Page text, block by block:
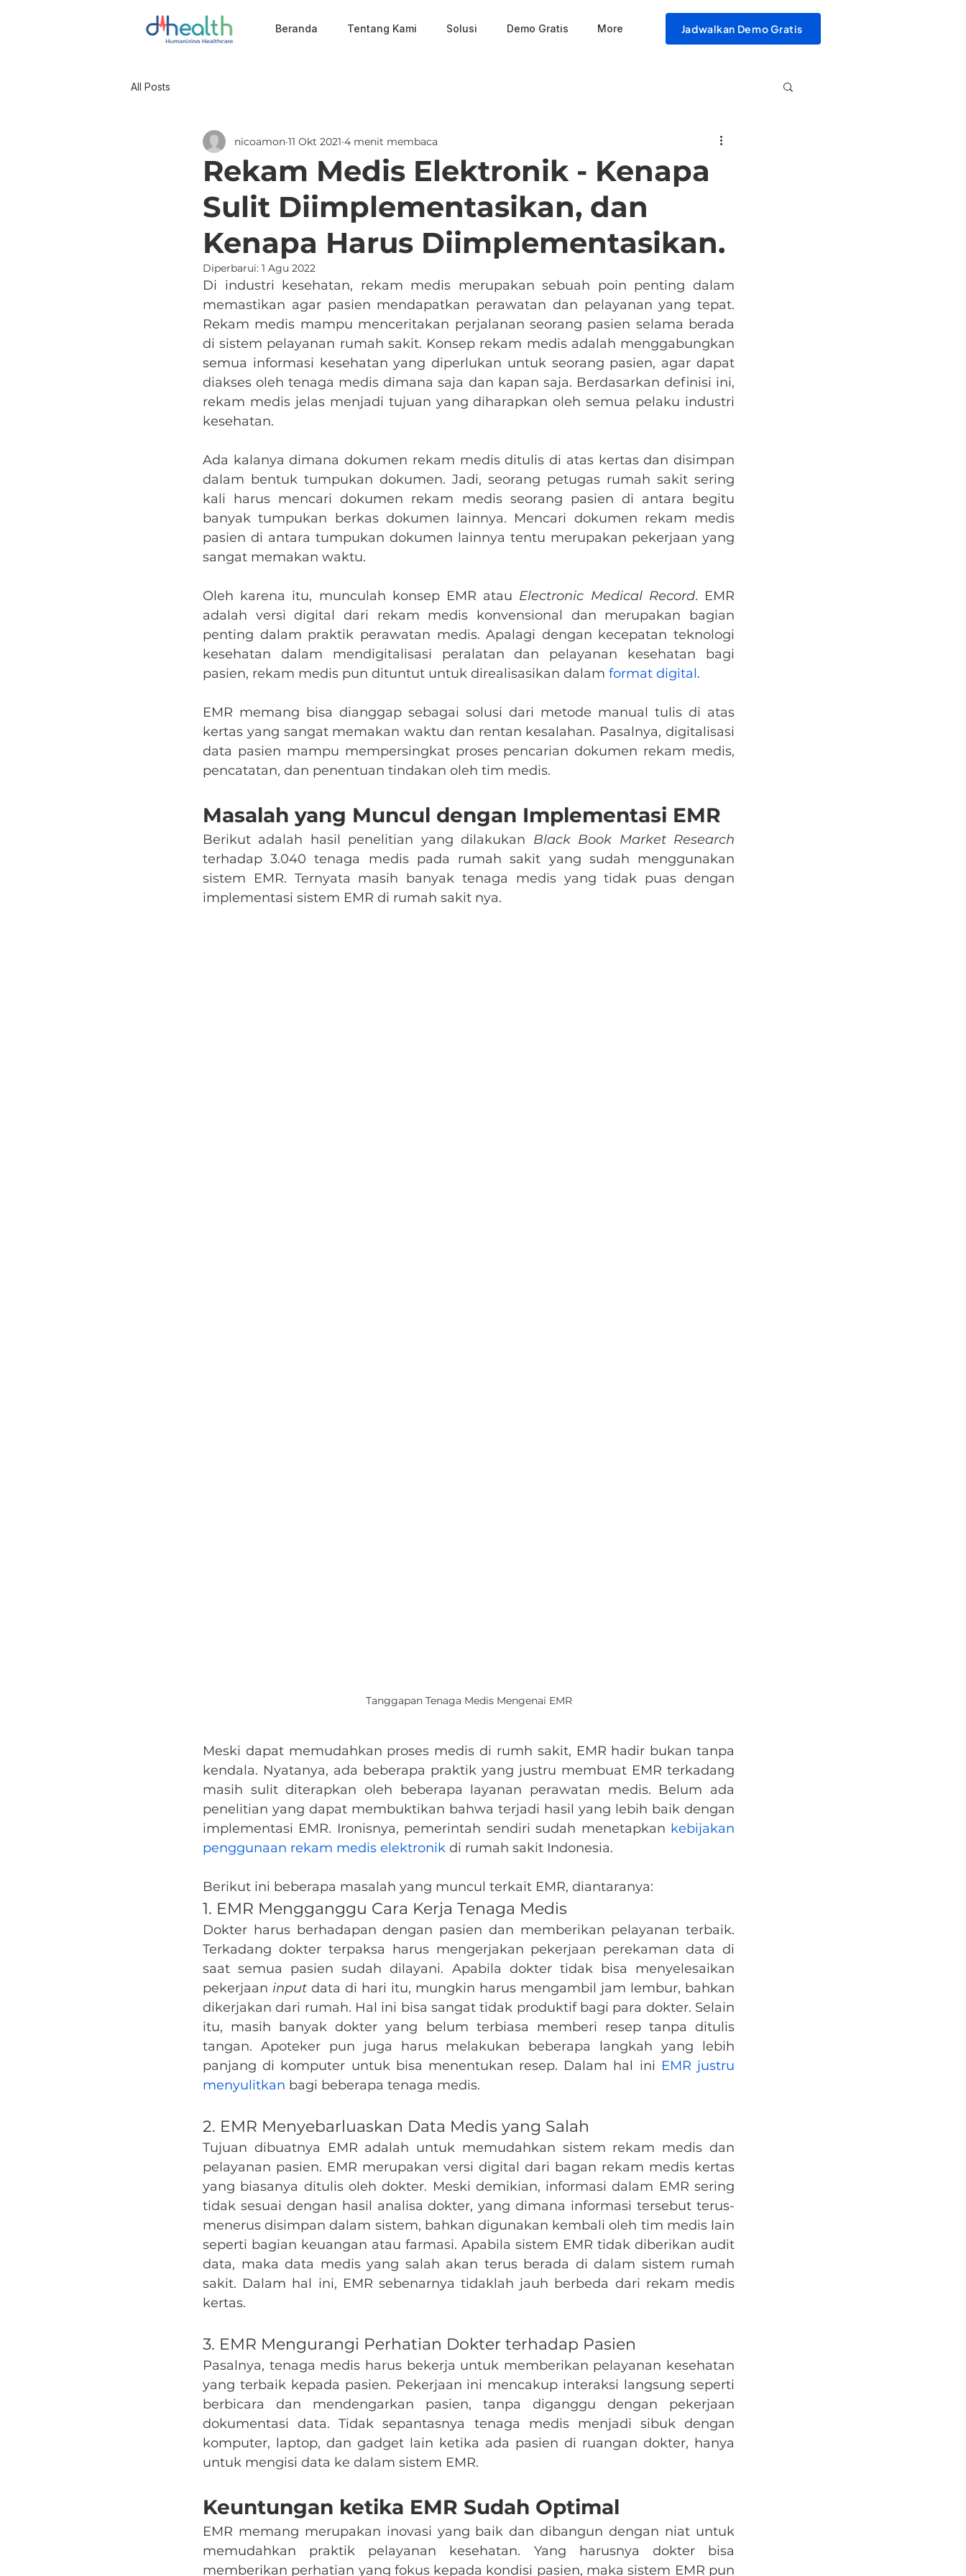
Beranda Tentang Kami Solusi Demo Gratis More Jadwalkan Demo Gratis
All Posts
Rekam Medis Elektronik - Kenapa
Sulit Diimplementasikan, dan
Kenapa Harus Diimplementasikan.
nicoamon 11 Okt 2021 4 menit membaca
Diperbarui: 1 Agu 2022
Di industri kesehatan, rekam medis merupakan sebuah poin penting dalam
memastikan agar pasien mendapatkan perawatan dan pelayanan yang tepat.
Rekam medis mampu menceritakan perjalanan seorang pasien selama berada
di sistem pelayanan rumah sakit. Konsep rekam medis adalah menggabungkan
semua informasi kesehatan yang diperlukan untuk seorang pasien, agar dapat
diakses oleh tenaga medis dimana saja dan kapan saja. Berdasarkan definisi ini,
rekam medis jelas menjadi tujuan yang diharapkan oleh semua pelaku industri
kesehatan.
Ada kalanya dimana dokumen rekam medis ditulis di atas kertas dan disimpan
dalam bentuk tumpukan dokumen. Jadi, seorang petugas rumah sakit sering
kali harus mencari dokumen rekam medis seorang pasien di antara begitu
banyak tumpukan berkas dokumen lainnya. Mencari dokumen rekam medis
pasien di antara tumpukan dokumen lainnya tentu merupakan pekerjaan yang
sangat memakan waktu.
Oleh karena itu, munculah konsep EMR atau Electronic Medical Record. EMR
adalah versi digital dari rekam medis konvensional dan merupakan bagian
penting dalam praktik perawatan medis. Apalagi dengan kecepatan teknologi
kesehatan dalam mendigitalisasi peralatan dan pelayanan kesehatan bagi
pasien, rekam medis pun dituntut untuk direalisasikan dalam format digital.
EMR memang bisa dianggap sebagai solusi dari metode manual tulis di atas
kertas yang sangat memakan waktu dan rentan kesalahan. Pasalnya, digitalisasi
data pasien mampu mempersingkat proses pencarian dokumen rekam medis,
pencatatan, dan penentuan tindakan oleh tim medis.
Masalah yang Muncul dengan Implementasi EMR
Berikut adalah hasil penelitian yang dilakukan Black Book Market Research
terhadap 3.040 tenaga medis pada rumah sakit yang sudah menggunakan
sistem EMR. Ternyata masih banyak tenaga medis yang tidak puas dengan
implementasi sistem EMR di rumah sakit nya.
Tanggapan Tenaga Medis Mengenai EMR
Meski dapat memudahkan proses medis di rumh sakit, EMR hadir bukan tanpa
kendala. Nyatanya, ada beberapa praktik yang justru membuat EMR terkadang
masih sulit diterapkan oleh beberapa layanan perawatan medis. Belum ada
penelitian yang dapat membuktikan bahwa terjadi hasil yang lebih baik dengan
implementasi EMR. Ironisnya, pemerintah sendiri sudah menetapkan kebijakan
penggunaan rekam medis elektronik di rumah sakit Indonesia.
Berikut ini beberapa masalah yang muncul terkait EMR, diantaranya:
1. EMR Mengganggu Cara Kerja Tenaga Medis
Dokter harus berhadapan dengan pasien dan memberikan pelayanan terbaik.
Terkadang dokter terpaksa harus mengerjakan pekerjaan perekaman data di
saat semua pasien sudah dilayani. Apabila dokter tidak bisa menyelesaikan
pekerjaan input data di hari itu, mungkin harus mengambil jam lembur, bahkan
dikerjakan dari rumah. Hal ini bisa sangat tidak produktif bagi para dokter. Selain
itu, masih banyak dokter yang belum terbiasa memberi resep tanpa ditulis
tangan. Apoteker pun juga harus melakukan beberapa langkah yang lebih
panjang di komputer untuk bisa menentukan resep. Dalam hal ini EMR justru
menyulitkan bagi beberapa tenaga medis.
2. EMR Menyebarluaskan Data Medis yang Salah
Tujuan dibuatnya EMR adalah untuk memudahkan sistem rekam medis dan
pelayanan pasien. EMR merupakan versi digital dari bagan rekam medis kertas
yang biasanya ditulis oleh dokter. Meski demikian, informasi dalam EMR sering
tidak sesuai dengan hasil analisa dokter, yang dimana informasi tersebut terus-
menerus disimpan dalam sistem, bahkan digunakan kembali oleh tim medis lain
seperti bagian keuangan atau farmasi. Apabila sistem EMR tidak diberikan audit
data, maka data medis yang salah akan terus berada di dalam sistem rumah
sakit. Dalam hal ini, EMR sebenarnya tidaklah jauh berbeda dari rekam medis
kertas.
3. EMR Mengurangi Perhatian Dokter terhadap Pasien
Pasalnya, tenaga medis harus bekerja untuk memberikan pelayanan kesehatan
yang terbaik kepada pasien. Pekerjaan ini mencakup interaksi langsung seperti
berbicara dan mendengarkan pasien, tanpa diganggu dengan pekerjaan
dokumentasi data. Tidak sepantasnya tenaga medis menjadi sibuk dengan
komputer, laptop, dan gadget lain ketika ada pasien di ruangan dokter, hanya
untuk mengisi data ke dalam sistem EMR.
Keuntungan ketika EMR Sudah Optimal
EMR memang merupakan inovasi yang baik dan dibangun dengan niat untuk
memudahkan praktik pelayanan kesehatan. Yang harusnya dokter bisa
memberikan perhatian yang fokus kepada kondisi pasien, maka sistem EMR pun